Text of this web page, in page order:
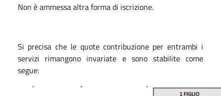
Non è ammessa altra forma di iscrizione.
Si precisa che le quote contribuzione per entrambi i
servizi rimangono invariate e sono stabilite come
segue: